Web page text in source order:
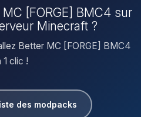
[FORGE] BMC4 sur
Minecraft ?
Better MC [FORGE] BMC4
1 clic !
des modpacks